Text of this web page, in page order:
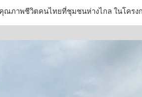
ภาพชีวิตคนไทยที่ชุมชนห่างไกล ในโครงกา